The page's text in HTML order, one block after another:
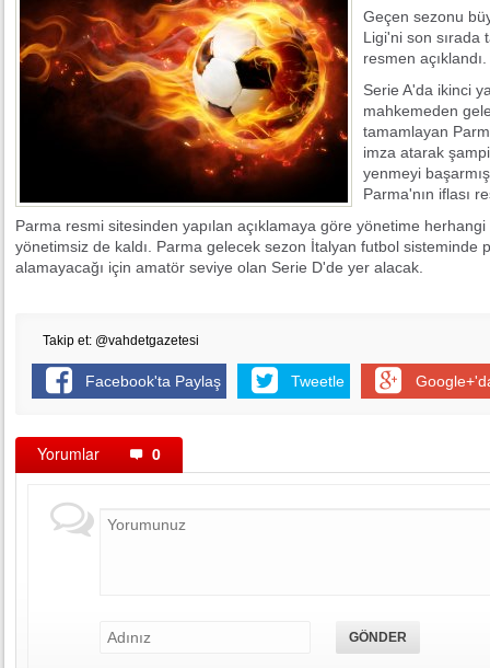
Geçen sezonu
Ligi'ni son sırada
resmen açıklandı.
Serie A'da ikinci
mahkemeden
tamamlayan
imza atarak
yenmeyi
Parma'nın iflası
Parma resmi sitesinden yapılan açıklamaya göre yönetime herhangi
yönetimsiz de kaldı. Parma gelecek sezon İtalyan futbol sisteminde
alamayacağı için amatör seviye olan Serie D'de yer alacak.
Takip et: @vahdetgazetesi
Facebook'ta Paylaş Tweetle
Yorumlar 0